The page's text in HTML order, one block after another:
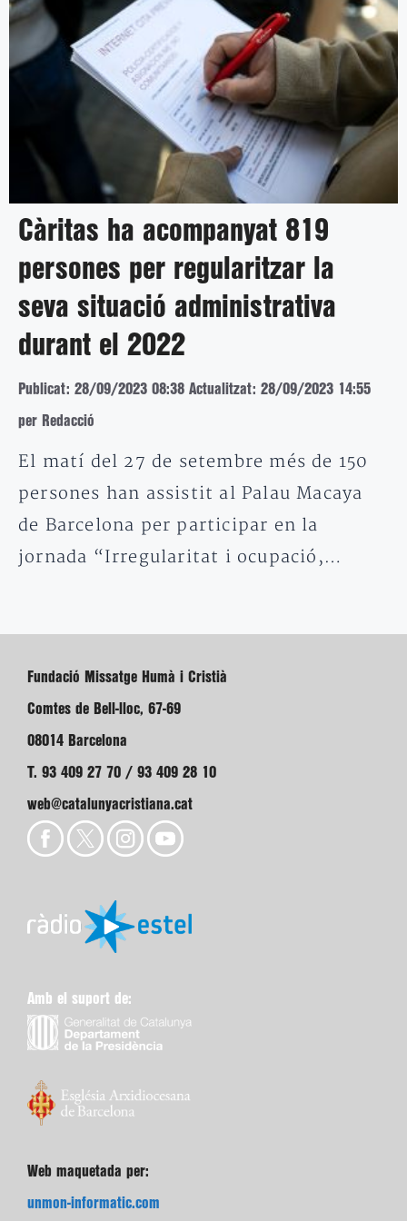
Càritas ha acompanyat 819
persones per regularitzar la
seva situació administrativa
durant el 2022
Publicat: 28/09/2023 08:38 Actualitzat: 28/09/2023 14:55
per Redacció
El matí del 27 de setembre més de 150
persones han assistit al Palau Macaya
de Barcelona per participar en la
jornada “Irregularitat i ocupació,…
Fundació Missatge Humà i Cristià
Comtes de Bell-lloc, 67-69
08014 Barcelona
T. 93 409 27 70 / 93 409 28 10
web@catalunyacristiana.cat
Amb el suport de:
Web maquetada per:
unmon-informatic.com